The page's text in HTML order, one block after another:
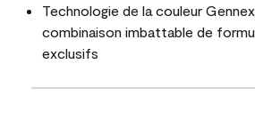
Technologie de la couleur
combinaison imbattable de
exclusifs